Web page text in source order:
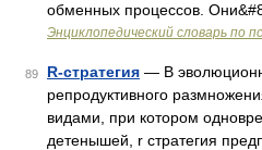
обменных процессов.
Энциклопедический словарь по
89 R-стратегия — В
репродуктивного
видами, при котором
детенышей, r стратегия